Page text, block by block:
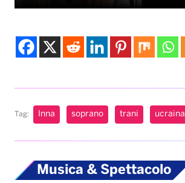
Tag: Inna soprano trani ucraina
Musica & Spettacolo